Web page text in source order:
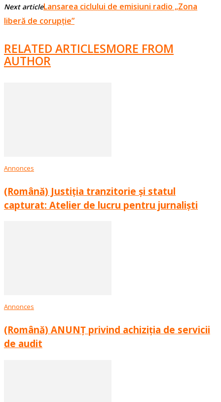
Next articleLansarea ciclului de emisiuni radio „Zona
liberă de corupție”
RELATED ARTICLESMORE FROM
AUTHOR
Annonces
(Română) Justiția tranzitorie și statul
capturat: Atelier de lucru pentru jurnaliști
Annonces
(Română) ANUNȚ privind achiziția de servicii
de audit